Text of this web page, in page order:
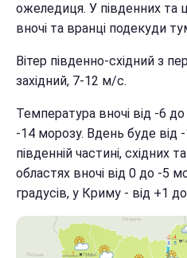
ожеледиця. У південних та
вночі та вранці подекуди
Вітер південно-східний з
західний, 7-12 м/с.
Температура вночі від -6 до
-14 морозу. Вдень буде від
південній частині, східних
областях вночі від 0 до -5
градусів, у Криму - від +1